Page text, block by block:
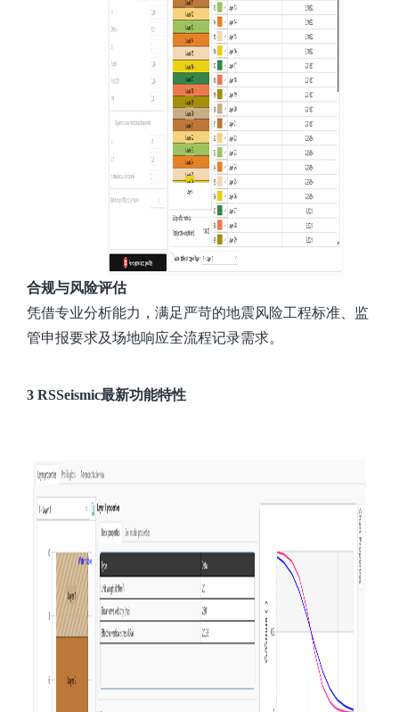
合规与风险评估
凭借专业分析能力，满足严苛的地震风险工程标准、监
管申报要求及场地响应全流程记录需求。
3 RSSeismic最新功能特性